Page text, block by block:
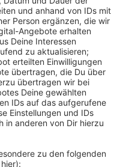
- aber: Er appelliert
Wer krank
paar Tage nach der
eine Maske zu tragen.
die Isolationspflicht
Der Virologe
den neuen Regeln
komplett. Denn:
ist die